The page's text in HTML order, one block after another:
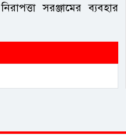
সরঞ্জামের ব্যবহার